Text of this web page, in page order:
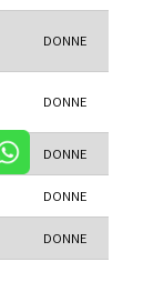
DONNE
DONNE
DONNE
DONNE
DONNE